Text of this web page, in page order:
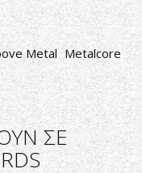
Metal Metalcore
ΣΕ